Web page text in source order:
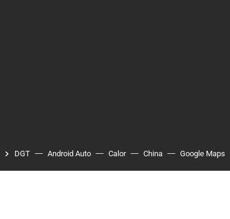
DGT Android Auto Calor China Google Maps